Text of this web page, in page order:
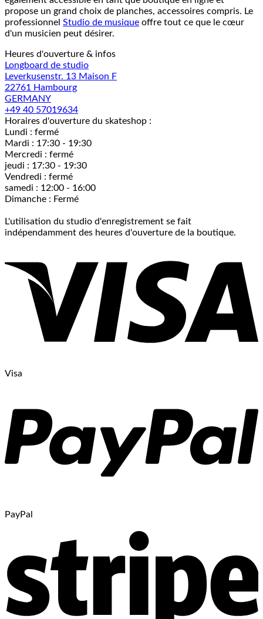
propose un grand choix de planches, accessoires compris. Le
professionnel Studio de musique offre tout ce que le cœur
d'un musicien peut désirer.
Heures d'ouverture & infos
Longboard de studio
Leverkusenstr. 13 Maison F
22761 Hambourg
GERMANY
+49 40 57019634
Horaires d'ouverture du skateshop :
Lundi : fermé
Mardi : 17:30 - 19:30
Mercredi : fermé
jeudi : 17:30 - 19:30
Vendredi : fermé
samedi : 12:00 - 16:00
Dimanche : Fermé
L'utilisation du studio d'enregistrement se fait
indépendamment des heures d'ouverture de la boutique.
Visa
PayPal